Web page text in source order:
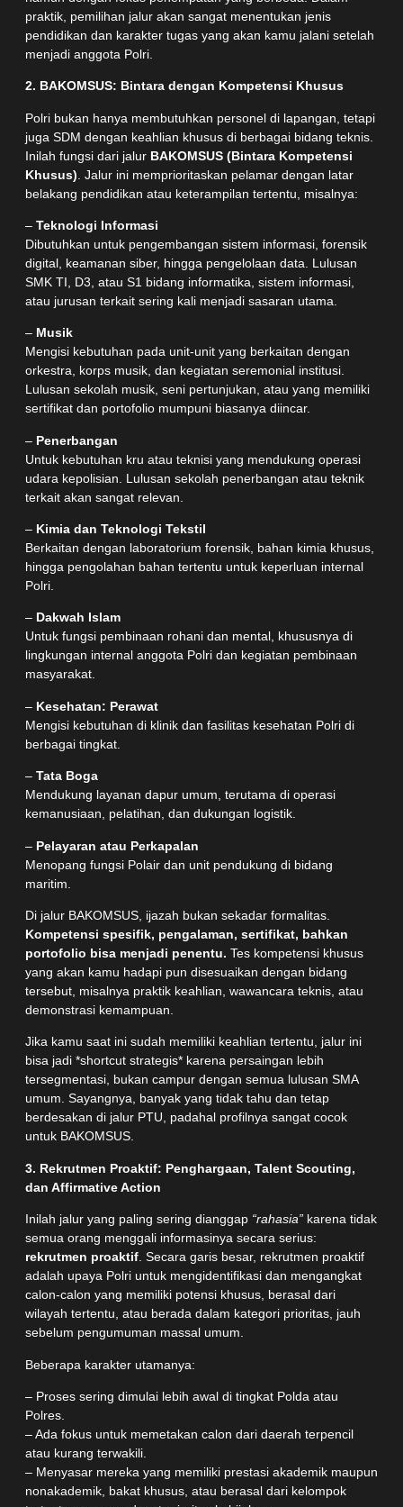
praktik, pemilihan jalur akan sangat menentukan jenis
pendidikan dan karakter tugas yang akan kamu jalani setelah
menjadi anggota Polri.
2. BAKOMSUS: Bintara dengan Kompetensi Khusus
Polri bukan hanya membutuhkan personel di lapangan, tetapi
juga SDM dengan keahlian khusus di berbagai bidang teknis.
Inilah fungsi dari jalur BAKOMSUS (Bintara Kompetensi
Khusus) . Jalur ini memprioritaskan pelamar dengan latar
belakang pendidikan atau keterampilan tertentu, misalnya:
– Teknologi Informasi
Dibutuhkan untuk pengembangan sistem informasi, forensik
digital, keamanan siber, hingga pengelolaan data. Lulusan
SMK TI, D3, atau S1 bidang informatika, sistem informasi,
atau jurusan terkait sering kali menjadi sasaran utama.
– Musik
Mengisi kebutuhan pada unit-unit yang berkaitan dengan
orkestra, korps musik, dan kegiatan seremonial institusi.
Lulusan sekolah musik, seni pertunjukan, atau yang memiliki
sertifikat dan portofolio mumpuni biasanya diincar.
– Penerbangan
Untuk kebutuhan kru atau teknisi yang mendukung operasi
udara kepolisian. Lulusan sekolah penerbangan atau teknik
terkait akan sangat relevan.
– Kimia dan Teknologi Tekstil
Berkaitan dengan laboratorium forensik, bahan kimia khusus,
hingga pengolahan bahan tertentu untuk keperluan internal
Polri.
– Dakwah Islam
Untuk fungsi pembinaan rohani dan mental, khususnya di
lingkungan internal anggota Polri dan kegiatan pembinaan
masyarakat.
– Kesehatan: Perawat
Mengisi kebutuhan di klinik dan fasilitas kesehatan Polri di
berbagai tingkat.
– Tata Boga
Mendukung layanan dapur umum, terutama di operasi
kemanusiaan, pelatihan, dan dukungan logistik.
– Pelayaran atau Perkapalan
Menopang fungsi Polair dan unit pendukung di bidang
maritim.
Di jalur BAKOMSUS, ijazah bukan sekadar formalitas.
Kompetensi spesifik, pengalaman, sertifikat, bahkan
portofolio bisa menjadi penentu. Tes kompetensi khusus
yang akan kamu hadapi pun disesuaikan dengan bidang
tersebut, misalnya praktik keahlian, wawancara teknis, atau
demonstrasi kemampuan.
Jika kamu saat ini sudah memiliki keahlian tertentu, jalur ini
bisa jadi *shortcut strategis* karena persaingan lebih
tersegmentasi, bukan campur dengan semua lulusan SMA
umum. Sayangnya, banyak yang tidak tahu dan tetap
berdesakan di jalur PTU, padahal profilnya sangat cocok
untuk BAKOMSUS.
3. Rekrutmen Proaktif: Penghargaan, Talent Scouting,
dan Affirmative Action
Inilah jalur yang paling sering dianggap “rahasia” karena tidak
semua orang menggali informasinya secara serius:
rekrutmen proaktif. Secara garis besar, rekrutmen proaktif
adalah upaya Polri untuk mengidentifikasi dan mengangkat
calon-calon yang memiliki potensi khusus, berasal dari
wilayah tertentu, atau berada dalam kategori prioritas, jauh
sebelum pengumuman massal umum.
Beberapa karakter utamanya:
– Proses sering dimulai lebih awal di tingkat Polda atau
Polres.
– Ada fokus untuk memetakan calon dari daerah terpencil
atau kurang terwakili.
– Menyasar mereka yang memiliki prestasi akademik maupun
nonakademik, bakat khusus, atau berasal dari kelompok